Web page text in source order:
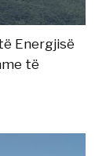
Energjisë
të